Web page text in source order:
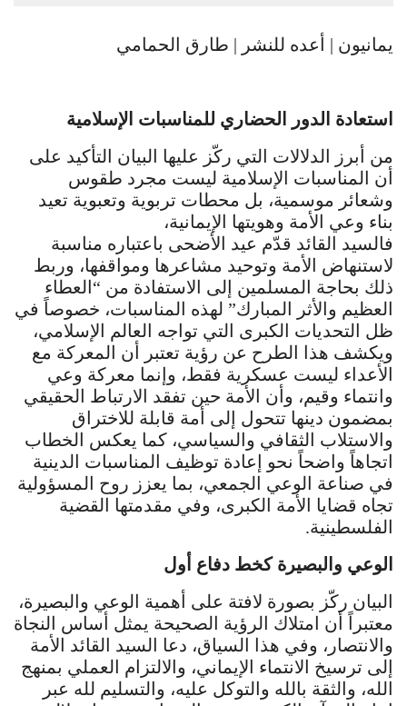
يمانيون | أعده للنشر | طارق الحمامي
استعادة الدور الحضاري للمناسبات الإسلامية
من أبرز الدلالات التي ركّز عليها البيان التأكيد على
أن المناسبات الإسلامية ليست مجرد طقوس
وشعائر موسمية، بل محطات تربوية وتعبوية تعيد
بناء وعي الأمة وهويتها الإيمانية،
فالسيد القائد قدّم عيد الأضحى باعتباره مناسبة
لاستنهاض الأمة وتوحيد مشاعرها ومواقفها، وربط
ذلك بحاجة المسلمين إلى الاستفادة من “العطاء
العظيم والأثر المبارك” لهذه المناسبات، خصوصاً في
ظل التحديات الكبرى التي تواجه العالم الإسلامي،
ويكشف هذا الطرح عن رؤية تعتبر أن المعركة مع
الأعداء ليست عسكرية فقط، وإنما معركة وعي
وانتماء وقيم، وأن الأمة حين تفقد الارتباط الحقيقي
بمضمون دينها تتحول إلى أمة قابلة للاختراق
والاستلاب الثقافي والسياسي، كما يعكس الخطاب
اتجاهاً واضحاً نحو إعادة توظيف المناسبات الدينية
في صناعة الوعي الجمعي، بما يعزز روح المسؤولية
تجاه قضايا الأمة الكبرى، وفي مقدمتها القضية
الفلسطينية.
الوعي والبصيرة كخط دفاع أول
البيان ركّز بصورة لافتة على أهمية الوعي والبصيرة،
معتبراً أن امتلاك الرؤية الصحيحة يمثل أساس النجاة
والانتصار، وفي هذا السياق، دعا السيد القائد الأمة
إلى ترسيخ الانتماء الإيماني، والالتزام العملي بمنهج
الله، والثقة بالله والتوكل عليه، والتسليم لله عبر